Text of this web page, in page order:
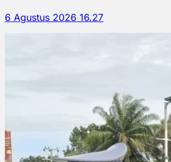
6 Agustus 2026 16.27